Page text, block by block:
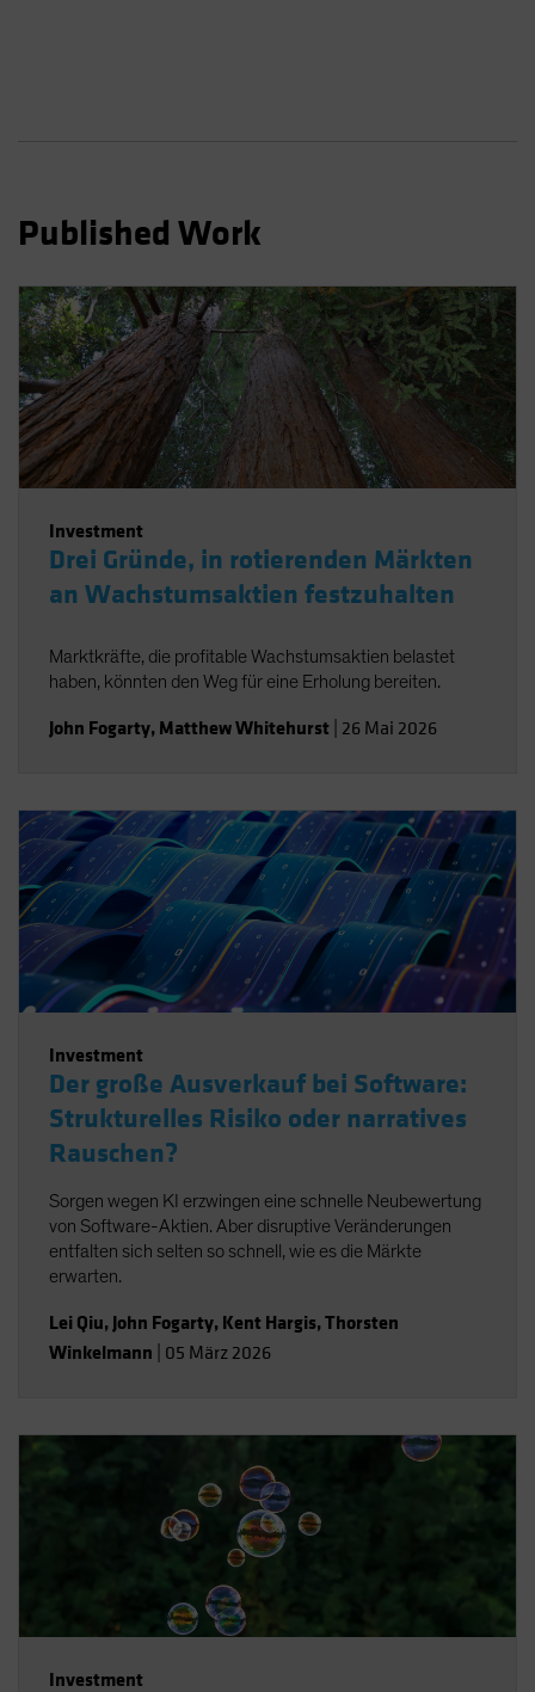
Taiwan - 台灣
United States (US Citizens)
US (Non-US Citizens/NRC)
Published Work
Investment
Drei Gründe, in rotierenden Märkten
an Wachstumsaktien festzuhalten
Marktkräfte, die profitable Wachstumsaktien belastet
haben, könnten den Weg für eine Erholung bereiten.
John Fogarty, Matthew Whitehurst 26 Mai 2026
Investment
Der große Ausverkauf bei Software:
Strukturelles Risiko oder narratives
Rauschen?
Sorgen wegen KI erzwingen eine schnelle Neubewertung
von Software-Aktien. Aber disruptive Veränderungen
entfalten sich selten so schnell, wie es die Märkte
erwarten.
Lei Qiu, John Fogarty, Kent Hargis,Thorsten
Winkelmann 05 März 2026
Investment